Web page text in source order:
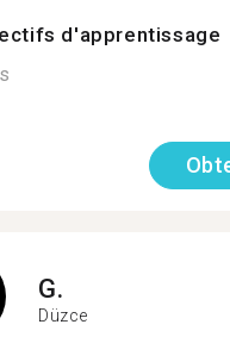
d'apprentissage
G.
Düzce